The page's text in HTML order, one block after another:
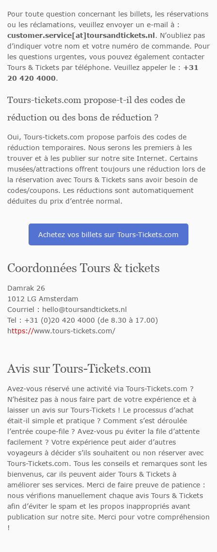
Pour toute question concernant les billets, les réservations
ou les réclamations, veuillez envoyer un e-mail à :
customer.service[at]toursandtickets.nl. N’oubliez pas
d’indiquer votre nom et votre numéro de commande. Pour
les questions urgentes, vous pouvez également contacter
Tours & Tickets par téléphone. Veuillez appeler le : +31
20 420 4000.
Tours-tickets.com propose-t-il des codes de
réduction ou des bons de réduction ?
Oui, Tours-tickets.com propose parfois des codes de
réduction temporaires. Nous serons les premiers à les
trouver et à les publier sur notre site Internet. Certains
musées/attractions offrent toujours une réduction lors de
la réservation avec Tours & Tickets sans avoir besoin de
codes/coupons. Les réductions sont automatiquement
déduites du prix d’entrée normal.
Achetez vos billets sur Tours-Tickets.com
Coordonnées Tours & tickets
Damrak 26
1012 LG Amsterdam
Courriel : hello@toursandtickets.nl
Tel : +31 (0)20 420 4000 (de 8.30 à 17.00)
https://www.tours-tickets.com/
Avis sur Tours-Tickets.com
Avez-vous réservé une activité via Tours-Tickets.com ?
N’hésitez pas à nous faire part de votre expérience et à
laisser un avis sur Tours-Tickets ! Le processus d’achat
était-il simple et pratique ? Comment s’est déroulée
l’entrée coupe-file ? Avez-vous pu éviter la file d’attente
facilement ? Votre expérience peut aider d’autres
voyageurs à décider s’ils souhaitent ou non réserver avec
Tours-Tickets.com. Tous les conseils et remarques sont les
bienvenus, car ils peuvent aider Tours & Tickets à
améliorer ses services. Merci de faire preuve de patience :
nous vérifions manuellement chaque avis Tours & Tickets
afin d’éviter le spam et les propos inappropriés avant
publication sur notre site. Merci pour votre compréhension
!